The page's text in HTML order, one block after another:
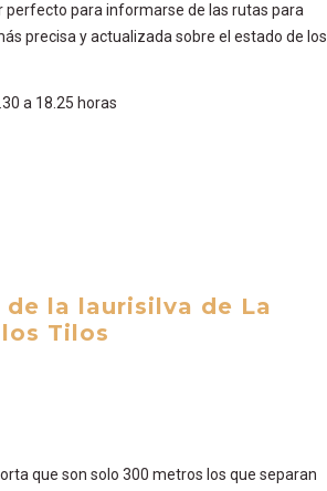
perfecto para informarse de las rutas para
precisa y actualizada sobre el estado de los
a 18.25 horas
la laurisilva de La
Tilos
que son solo 300 metros los que separan